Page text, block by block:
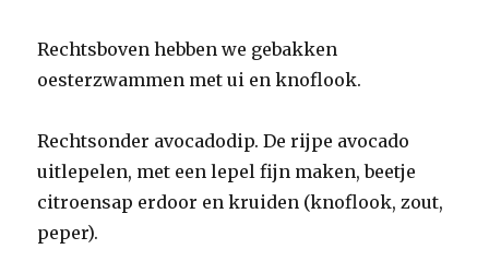
Rechtsboven hebben we gebakken
oesterzwammen met ui en knoflook.
Rechtsonder avocadodip. De rijpe avocado
uitlepelen, met een lepel fijn maken, beetje
citroensap erdoor en kruiden (knoflook, zout,
peper).